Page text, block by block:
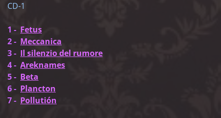
CD-1
1 - Fetus
2 - Meccanica
3 - Il silenzio del rumore
4 - Areknames
5 - Beta
6 - Plancton
7 - Pollutión